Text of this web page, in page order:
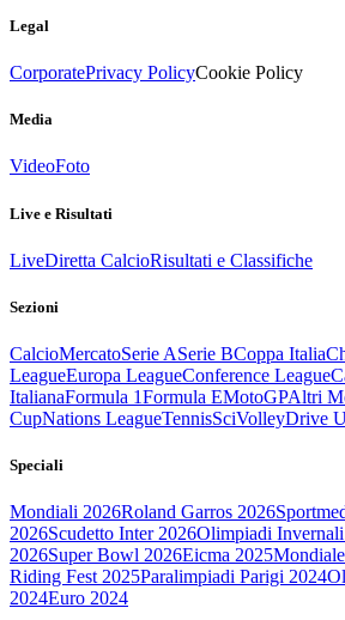
Legal
CorporatePrivacy PolicyCookie Policy
Media
VideoFoto
Live e Risultati
LiveDiretta CalcioRisultati e Classifiche
Sezioni
CalcioMercatoSerie ASerie BCoppa Italia
LeagueEuropa LeagueConference League
ItalianaFormula 1Formula EMotoGPAltri
CupNations LeagueTennisSciVolleyDrive
Speciali
Mondiali 2026Roland Garros 2026
2026Scudetto Inter 2026Olimpiadi
2026Super Bowl 2026Eicma 2025
Riding Fest 2025Paralimpiadi Parigi 2024
2024Euro 2024